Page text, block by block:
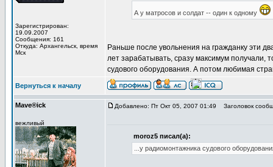
Зарегистрирован:
19.09.2007
Сообщения: 161
Откуда: Архангельск, время
Мск
А у матросов и солдат -- один к одному
Раньше после увольнения на гражданку эти
лет зарабатывать, сразу максимум получали,
судового оборудования. А потом любимая
Вернуться к началу
Mave®ick
вежливый
Добавлено: Пт Окт 05, 2007 01:49 Заголовок
moroz5 писал(а):
...у радиомонтажника судового